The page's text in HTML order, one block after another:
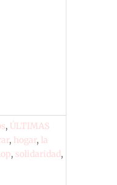
, ÚLTIMAS
, hogar, la
, solidaridad,